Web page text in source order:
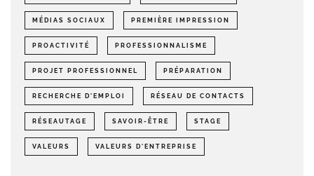
MÉDIAS SOCIAUX PREMIÈRE IMPRESSION
PROACTIVITÉ PROFESSIONNALISME
PROJET PROFESSIONNEL PRÉPARATION
RECHERCHE D'EMPLOI RÉSEAU DE CONTACTS
RÉSEAUTAGE SAVOIR-ÊTRE STAGE
VALEURS VALEURS D'ENTREPRISE